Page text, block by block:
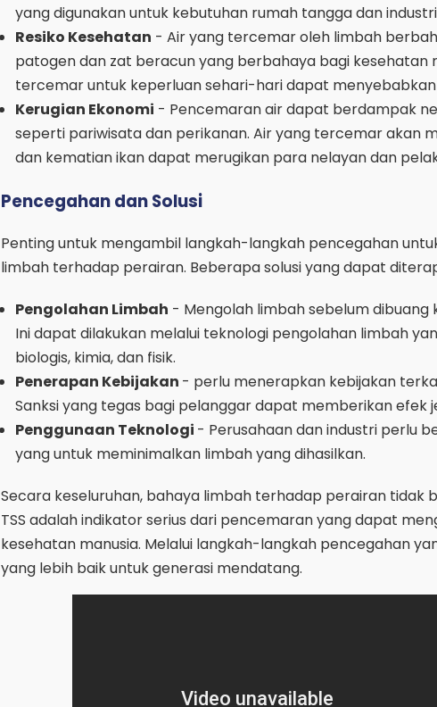
yang digunakan untuk kebutuhan rumah tangga dan
Resiko Kesehatan - Air yang tercemar oleh limbah
patogen dan zat beracun yang berbahaya bagi kesehatan
tercemar untuk keperluan sehari-hari dapat
Kerugian Ekonomi - Pencemaran air dapat berdampak
seperti pariwisata dan perikanan. Air yang tercemar akan
dan kematian ikan dapat merugikan para nelayan dan
Pencegahan dan Solusi
Penting untuk mengambil langkah-langkah pencegahan
limbah terhadap perairan. Beberapa solusi yang dapat
Pengolahan Limbah - Mengolah limbah sebelum
Ini dapat dilakukan melalui teknologi pengolahan limbah
biologis, kimia, dan fisik.
Penerapan Kebijakan - perlu menerapkan kebijakan
Sanksi yang tegas bagi pelanggar dapat memberikan efek
Penggunaan Teknologi - Perusahaan dan industri perlu
yang untuk meminimalkan limbah yang dihasilkan.
Secara keseluruhan, bahaya limbah terhadap perairan tidak
TSS adalah indikator serius dari pencemaran yang dapat
kesehatan manusia. Melalui langkah-langkah pencegahan
yang lebih baik untuk generasi mendatang.